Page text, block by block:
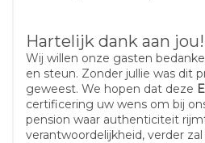
Hartelijk dank aan jou!
Wij willen onze gasten
en steun. Zonder jullie was dit
geweest. We hopen dat deze
certificering uw wens om bij
pension waar authenticiteit
verantwoordelijkheid, verder